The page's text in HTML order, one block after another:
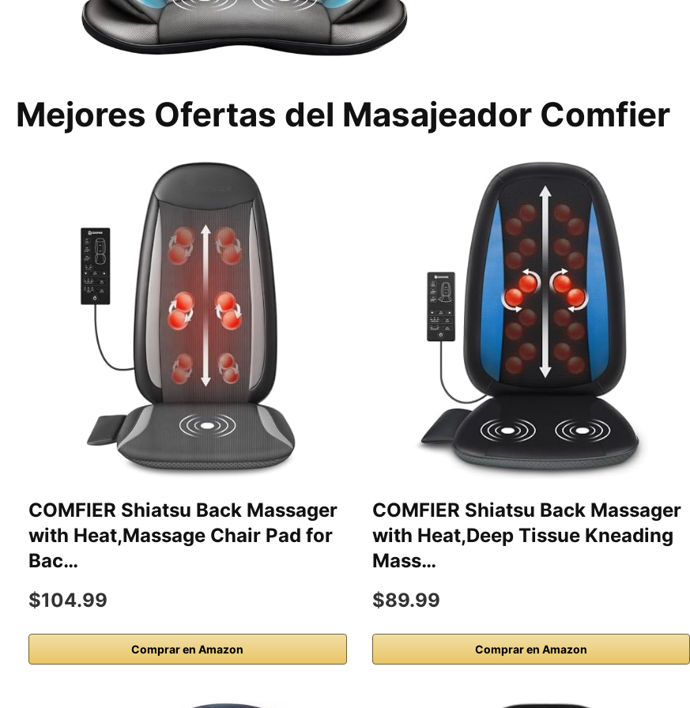
Mejores Ofertas del Masajeador Comfier
COMFIER Shiatsu Back Massager
with Heat,Massage Chair Pad for
Bac…
$104.99
Comprar en Amazon
COMFIER Shiatsu Back Massager
with Heat,Deep Tissue Kneading
Mass…
$89.99
Comprar en Amazon